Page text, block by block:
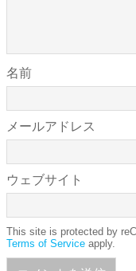
名前
メールアドレス
ウェブサイト
This site is protected by
Terms of Service apply.